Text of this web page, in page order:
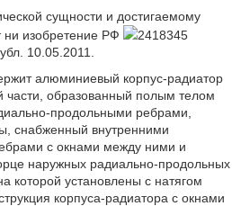
сущности и достигаемому
ни изобретение РФ
2418345
10.05.2011.
алюминиевый корпус-радиатор
части, образованный полым телом
продольными ребрами,
снабженный внутренними
с окнами между ними и
наружных радиально-продольных
которой установлены с натягом
корпуса-радиатора с окнами